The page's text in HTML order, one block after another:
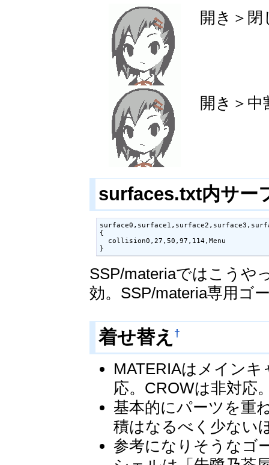
開き＞閉
開き＞中
surfaces.txt内サー
{
  collision0,27,50,97,114,Menu
}
SSP/materiaではこうや
効。SSP/materia専用ゴ
着せ替え †
MATERIAはメイン
応。CROWは非対応
基本的にパーツを重
積はなるべく少ない
参考になりそうなゴ